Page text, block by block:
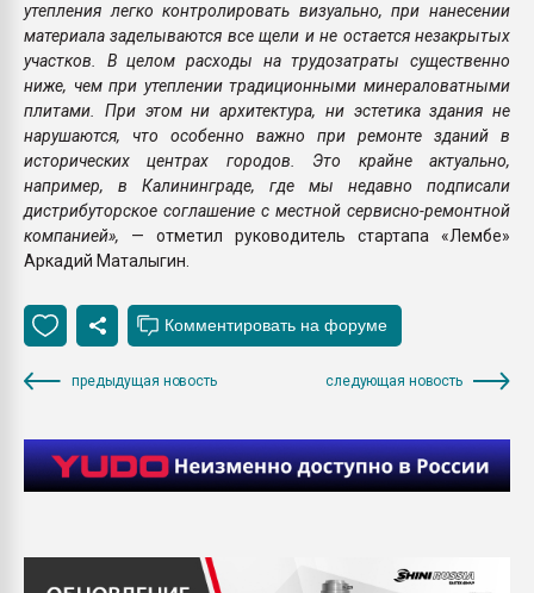
утепления легко контролировать визуально, при нанесении
материала заделываются все щели и не остается незакрытых
участков. В целом расходы на трудозатраты существенно
ниже, чем при утеплении традиционными минераловатными
плитами. При этом ни архитектура, ни эстетика здания не
нарушаются, что особенно важно при ремонте зданий в
исторических центрах городов. Это крайне актуально,
например, в Калининграде, где мы недавно подписали
дистрибуторское соглашение с местной сервисно-ремонтной
компанией», — отметил руководитель стартапа «Лембе»
Аркадий Маталыгин.
предыдущая новость следующая новость